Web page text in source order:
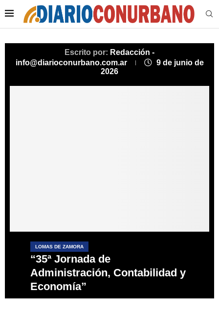
Escrito por: Redacción -
info@diarioconurbano.com.ar
9 de junio de
2026
LOMAS DE ZAMORA
“35ª Jornada de
Administración, Contabilidad y
Economía”